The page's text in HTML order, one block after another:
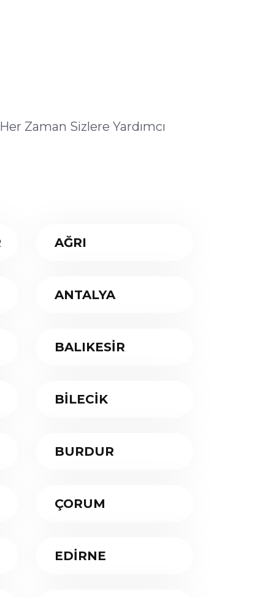
Zaman Sizlere Yardımcı
AĞRI
ANTALYA
BALIKESİR
BİLECİK
BURDUR
ÇORUM
EDİRNE